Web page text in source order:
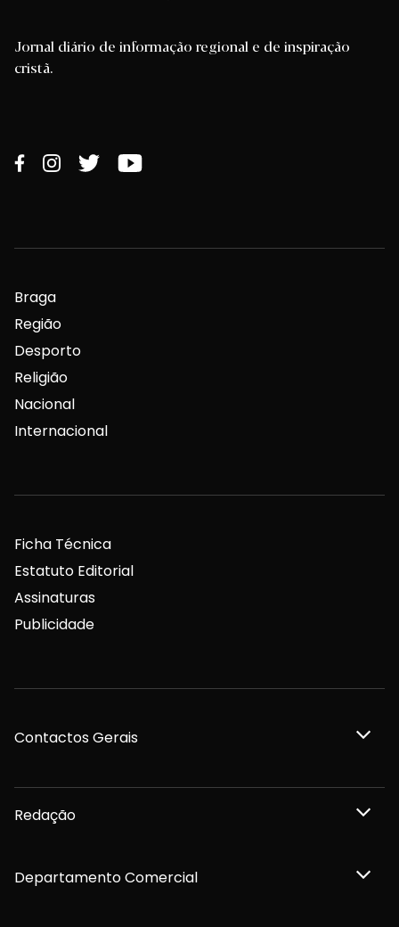
Jornal diário de informação regional e de inspiração
cristã.
Braga
Região
Desporto
Religião
Nacional
Internacional
Ficha Técnica
Estatuto Editorial
Assinaturas
Publicidade
Contactos Gerais
Redação
Departamento Comercial